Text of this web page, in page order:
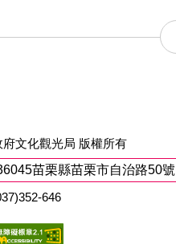
府文化觀光局 版權所有
苗栗縣苗栗市自治路50號
646